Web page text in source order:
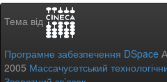
Тема від
Програмне забезпечення DSpace
2005 Массачусетський